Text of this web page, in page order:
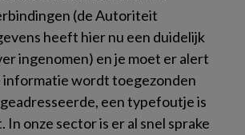
(de Autoriteit
heeft hier nu een duidelijk
ingenomen) en je moet er alert
informatie wordt toegezonden
een typefoutje is
In onze sector is er al snel sprake